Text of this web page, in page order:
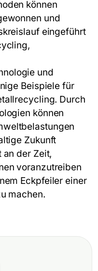
können
und
eingeführt
und
Beispiele für
Durch
können
Zukunft
an der Zeit,
voranzutreiben
Eckpfeiler einer
machen.